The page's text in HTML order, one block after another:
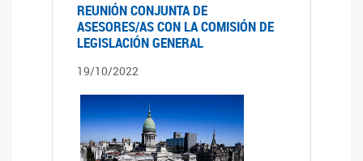
REUNIÓN CONJUNTA DE
ASESORES/AS CON LA COMISIÓN DE
LEGISLACIÓN GENERAL
19/10/2022